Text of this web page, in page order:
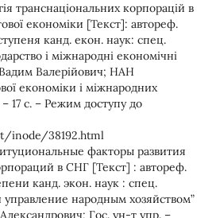
транснаціональних корпорацій в
економіки [Текст]: автореф.
канд. екон. наук: спец.
і міжнародні економічні
Валерійович; НАН
економіки і міжнародних
17 с. – Режим доступу до
inode/38192.html
факторы развития
в СНГ [Текст] : автореф.
канд. экон. наук : спец.
народным хозяйством”
Гос. ун-т упр. –